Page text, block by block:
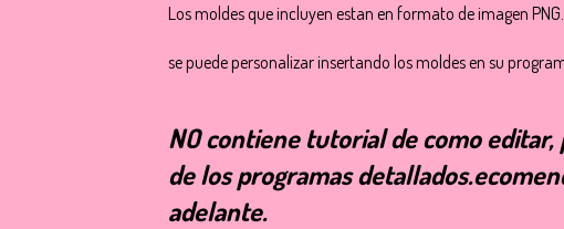
Los moldes que incluyen estan en formato de imagen PNG.
se puede personalizar insertando los moldes en su
NO contiene tutorial de como
de los programas
adelante.